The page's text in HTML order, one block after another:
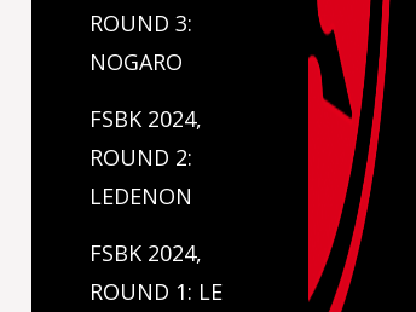
ROUND 3:
NOGARO
FSBK 2024,
ROUND 2:
LEDENON
FSBK 2024,
ROUND 1: LE